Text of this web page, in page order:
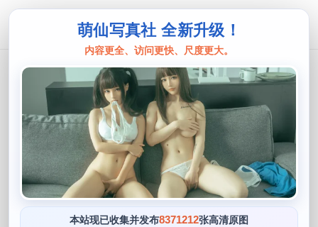
萌仙写真社 全新升级！
内容更全、访问更快、尺度更大。
本站现已收集并发布8371212张高清原图
夏鸽鸽不想起床壁纸：让你感受高清美
图的力量
阙知风
2024 年 5 月 6 日 12:30:53
583
首页 > 夏鸽鸽 > 正文